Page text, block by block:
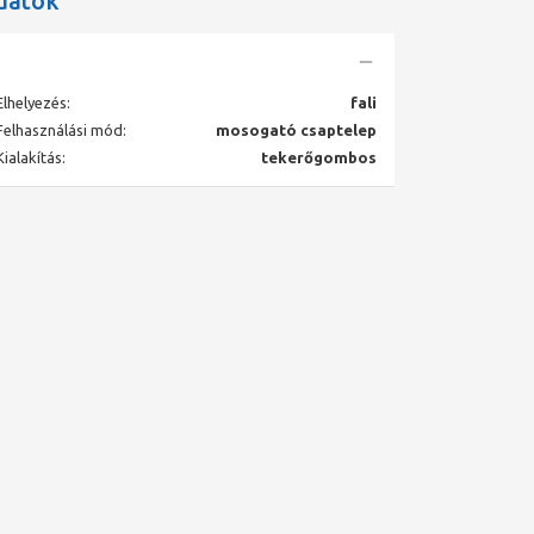
fali
mód:
mosogató csaptelep
tekerőgombos